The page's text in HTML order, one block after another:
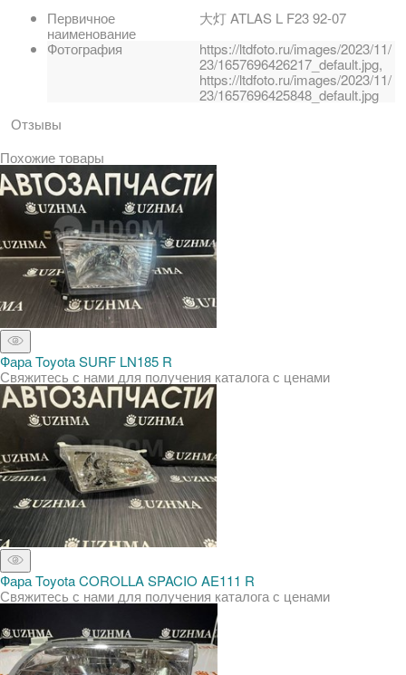
Первичное
наименование
大灯 ATLAS L F23 92-07
Фотография
https://ltdfoto.ru/images/2023/11/
23/1657696426217_default.jpg,
https://ltdfoto.ru/images/2023/11/
23/1657696425848_default.jpg
Отзывы
Похожие товары
Фара Toyota SURF LN185 R
Свяжитесь с нами для получения каталога с ценами
Фара Toyota COROLLA SPACIO AE111 R
Свяжитесь с нами для получения каталога с ценами